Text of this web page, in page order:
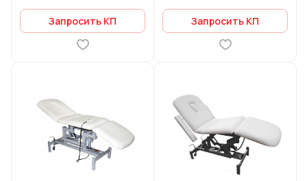
Запросить КП Запросить КП